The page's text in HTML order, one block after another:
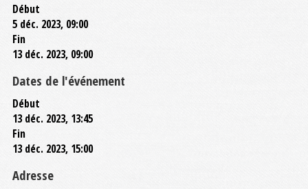
Début
5 déc. 2023, 09:00
Fin
13 déc. 2023, 09:00
Dates de l'événement
Début
13 déc. 2023, 13:45
Fin
13 déc. 2023, 15:00
Adresse